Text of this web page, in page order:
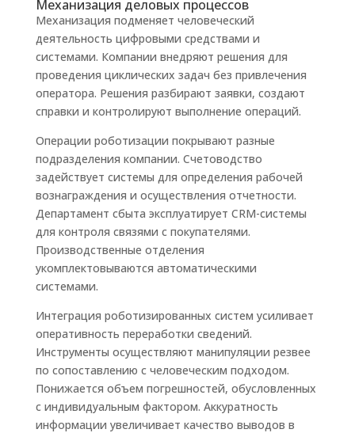
Механизация деловых процессов
Механизация подменяет человеческий
деятельность цифровыми средствами и
системами. Компании внедряют решения для
проведения циклических задач без привлечения
оператора. Решения разбирают заявки, создают
справки и контролируют выполнение операций.
Операции роботизации покрывают разные
подразделения компании. Счетоводство
задействует системы для определения рабочей
вознаграждения и осуществления отчетности.
Департамент сбыта эксплуатирует CRM-системы
для контроля связями с покупателями.
Производственные отделения
укомплектовываются автоматическими
системами.
Интеграция роботизированных систем усиливает
оперативность переработки сведений.
Инструменты осуществляют манипуляции резвее
по сопоставлению с человеческим подходом.
Понижается объем погрешностей, обусловленных
с индивидуальным фактором. Аккуратность
информации увеличивает качество выводов в